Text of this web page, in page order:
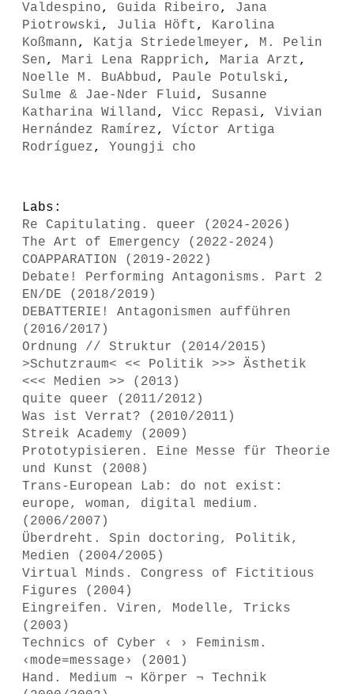
Valdespino, Guida Ribeiro, Jana
Piotrowski, Julia Höft , Karolina
Koßmann, Katja Striedelmeyer, M. Pelin
Sen, Mari Lena Rapprich, Maria Arzt ,
Noelle M. BuAbbud, Paule Potulski,
Sulme & Jae-Nder Fluid, Susanne
Katharina Willand, Vicc Repasi, Vivian
Hernández Ramírez, Víctor Artiga
Rodríguez, Youngji cho
Labs:
Re Capitulating. queer (2024-2026)
The Art of Emergency (2022-2024)
COAPPARATION (2019-2022)
Debate! Performing Antagonisms. Part 2
EN/DE (2018/2019)
DEBATTERIE! Antagonismen aufführen
(2016/2017)
Ordnung // Struktur (2014/2015)
>Schutzraum< << Politik >>> Ästhetik
<<< Medien >> (2013)
quite queer (2011/2012)
Was ist Verrat? (2010/2011)
Streik Academy (2009)
Prototypisieren. Eine Messe für Theorie
und Kunst (2008)
Trans-European Lab: do not exist:
europe, woman, digital medium.
(2006/2007)
Überdreht. Spin doctoring, Politik,
Medien (2004/2005)
Virtual Minds. Congress of Fictitious
Figures (2004)
Eingreifen. Viren, Modelle, Tricks
(2003)
Technics of Cyber ‹ › Feminism.
‹mode=message› (2001)
Hand. Medium ¬ Körper ¬ Technik